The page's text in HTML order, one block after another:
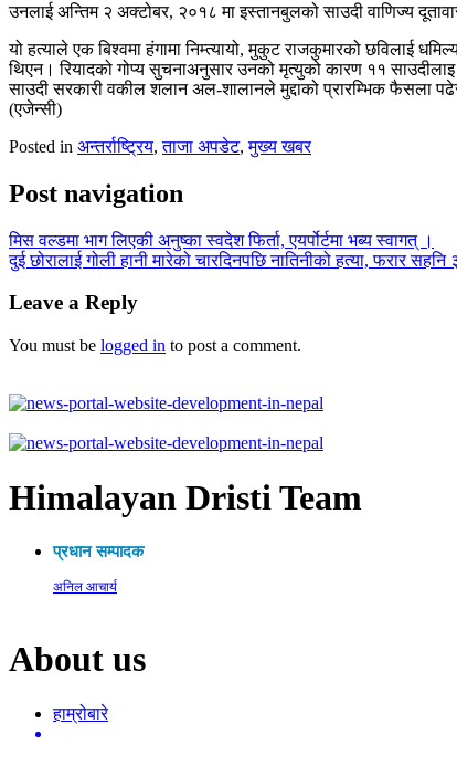
उनलाई अन्तिम २ अक्टोबर, २०१८ मा इस्तानबुलको साउदी वाणिज्य
यो हत्याले एक बिश्वमा हंगामा निम्त्यायो, मुकुट राजकुमारको छविलाई
थिएन। रियादको गोप्य सुचनाअनुसार उनको मृत्युको कारण ११ साउदीलाइ
साउदी सरकारी वकील शलान अल-शालानले मुद्दाको प्रारम्भिक फैसला
(एजेन्सी)
Posted in अन्तर्राष्ट्रिय,ताजा अपडेट,मुख्य खबर
Post navigation
मिस वल्डमा भाग लिएकी अनुष्का स्वदेश फिर्ता, एयर्पोर्टमा भब्य स्वागत् ।
दुई छोरालाई गोली हानी मारेको चारदिनपछि नातिनीको हत्या, फरार सहनि
Leave a Reply
You must be logged in to post a comment.
Himalayan Dristi Team
प्रधान सम्पादक
अनिल आचार्य
About us
हाम्रोबारे